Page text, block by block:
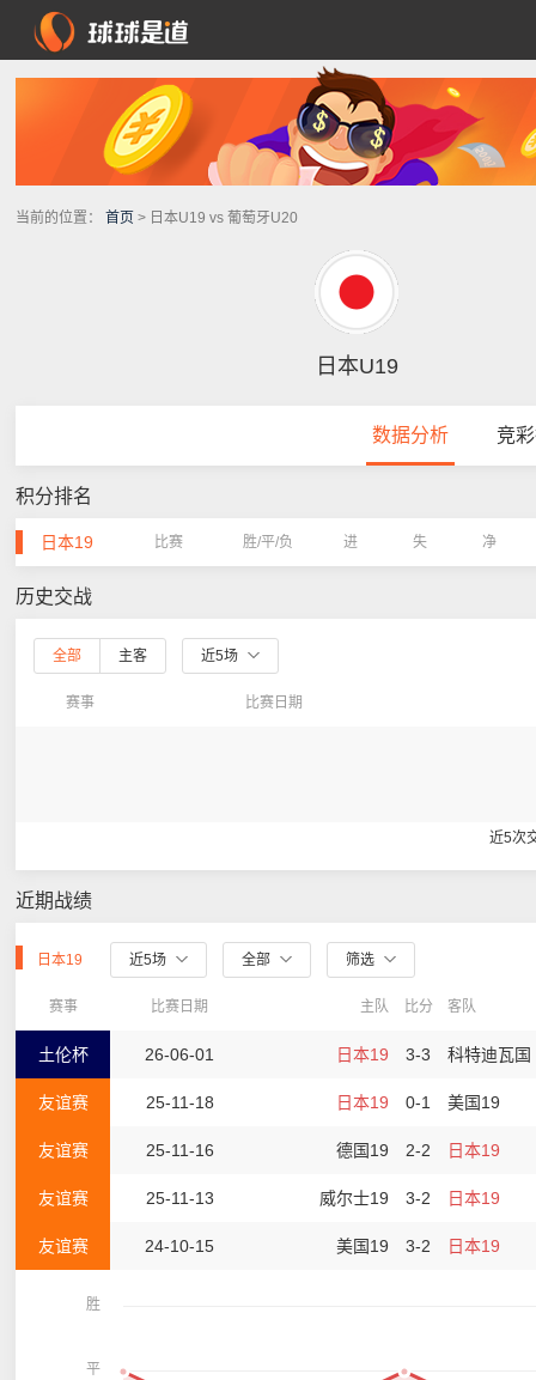
当前的位置： 首页 > 日本U19 vs 葡萄牙U20
日本U19
数据分析 竞
积分排名
日本19 比赛 胜/平/负 进 失 净
历史交战
全部 主客 近5场
赛事 比赛日期
近5次
近期战绩
日本19 近5场 全部 筛选
赛事 比赛日期 主队 比分 客队
土伦杯 26-06-01 日本19 3-3 科特迪瓦国
友谊赛 25-11-18 日本19 0-1 美国19
友谊赛 25-11-16 德国19 2-2 日本19
友谊赛 25-11-13 威尔士19 3-2 日本19
友谊赛 24-10-15 美国19 3-2 日本19
胜
平